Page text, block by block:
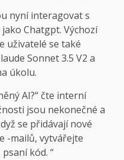
nyní interagovat s
Chatgpt. Výchozí
uživatelé se také
Sonnet 3.5 V2 a
úkolu.
AI?“ čte interní
jsou nekonečné a
se přidávají nové
-mailů, vytvářejte
kód. “